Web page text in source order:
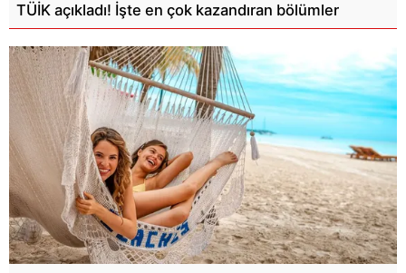
TÜİK açıkladı! İşte en çok kazandıran bölümler